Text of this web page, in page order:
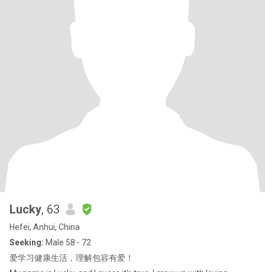
Lucky, 63
Hefei, Anhui, China
Seeking: Male 58 - 72
爱学习健康生活，理解包容有爱！